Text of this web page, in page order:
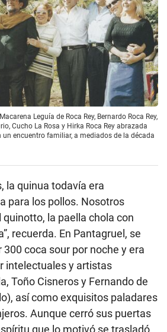
Leguía de Roca Rey, Bernardo Roca Rey,
Cucho La Rosa y Hirka Roca Rey abrazada
encuentro familiar, a mediados de la década
la quinua todavía era
para los pollos. Nosotros
la paella chola con
recuerda. En Pantagruel, se
300 coca sour por noche y era
intelectuales y artistas
Toño Cisneros y Fernando de
así como exquisitos paladares
Aunque cerró sus puertas
que lo motivó se trasladó